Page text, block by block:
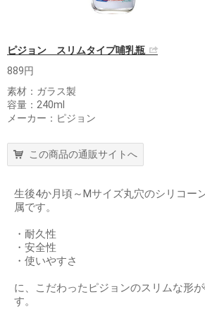
ピジョン スリムタイプ哺乳瓶
889円
素材：ガラス製
容量：240ml
メーカー：ピジョン
この商品の通販サイトへ
生後4か月頃～Mサイズ丸穴のシリコー
属です。
・耐久性
・安全性
・使いやすさ
に、こだわったピジョンのスリムな形
す。